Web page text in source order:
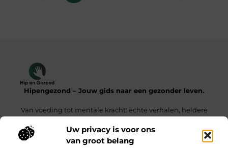
Uw privacy is voor ons
van groot belang
Hipengezond – Jouw gids naar een gezonder leven.
Van voeding tot mentale kracht: echte verhalen, heldere
Onze informatie